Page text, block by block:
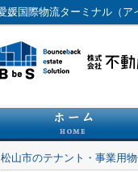
松山市のテナント・事業用